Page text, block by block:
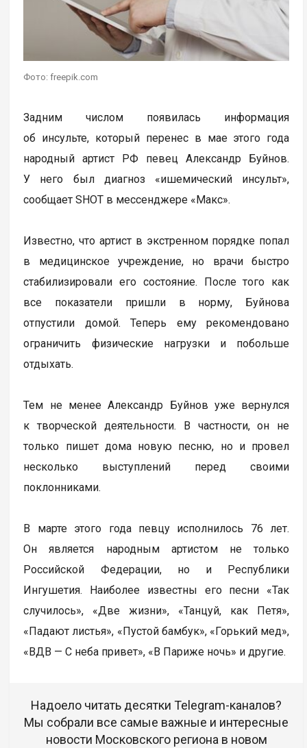
Фото: freepik.com
Задним числом появилась информация
об инсульте, который перенес в мае этого года
народный артист РФ певец Александр Буйнов.
У него был диагноз «ишемический инсульт»,
сообщает SHOT в мессенджере «Макс».
Известно, что артист в экстренном порядке попал
в медицинское учреждение, но врачи быстро
стабилизировали его состояние. После того как
все показатели пришли в норму, Буйнова
отпустили домой. Теперь ему рекомендовано
ограничить физические нагрузки и побольше
отдыхать.
Тем не менее Александр Буйнов уже вернулся
к творческой деятельности. В частности, он не
только пишет дома новую песню, но и провел
несколько выступлений перед своими
поклонниками.
В марте этого года певцу исполнилось 76 лет.
Он является народным артистом не только
Российской Федерации, но и Республики
Ингушетия. Наиболее известны его песни «Так
случилось», «Две жизни», «Танцуй, как Петя»,
«Падают листья», «Пустой бамбук», «Горький мед»,
«ВДВ — С неба привет», «В Париже ночь» и другие.
Надоело читать десятки Telegram-каналов?
Мы собрали все самые важные и интересные
новости Московского региона в новом